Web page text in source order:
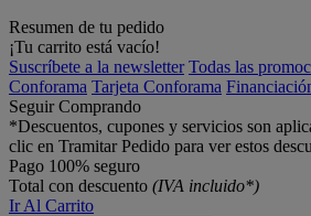
Resumen de tu pedido
¡Tu carrito está vacío!
Suscríbete a la newsletter Todas las
Conforama Tarjeta Conforama
Seguir Comprando
*Descuentos, cupones y servicios son
clic en Tramitar Pedido para ver estos
Pago 100% seguro
Total con descuento (IVA incluido*)
Ir Al Carrito